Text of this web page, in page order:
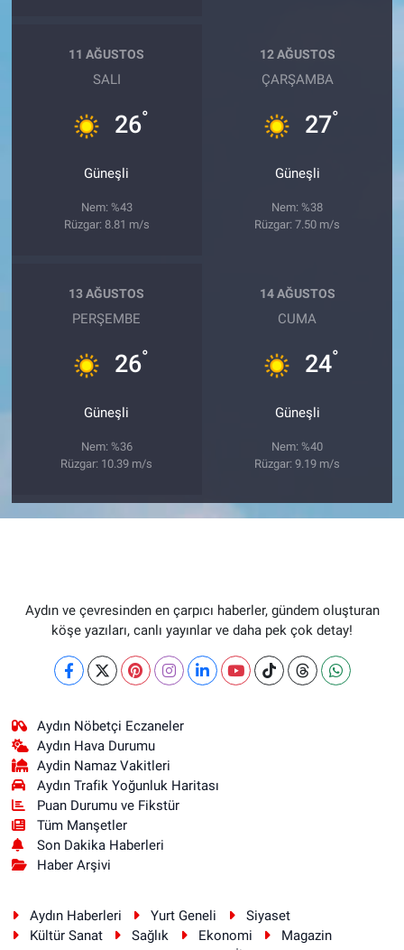
11 AĞUSTOS
SALI
26°
Güneşli
Nem: %43
Rüzgar: 8.81 m/s
12 AĞUSTOS
ÇARŞAMBA
27°
Güneşli
Nem: %38
Rüzgar: 7.50 m/s
13 AĞUSTOS
PERŞEMBE
26°
Güneşli
Nem: %36
Rüzgar: 10.39 m/s
14 AĞUSTOS
CUMA
24°
Güneşli
Nem: %40
Rüzgar: 9.19 m/s
Aydın ve çevresinden en çarpıcı haberler, gündem oluşturan
köşe yazıları, canlı yayınlar ve daha pek çok detay!
Aydın Nöbetçi Eczaneler
Aydın Hava Durumu
Aydin Namaz Vakitleri
Aydın Trafik Yoğunluk Haritası
Puan Durumu ve Fikstür
Tüm Manşetler
Son Dakika Haberleri
Haber Arşivi
Aydın Haberleri Yurt Geneli
Siyaset
Kültür Sanat
Sağlık Ekonomi
Magazin